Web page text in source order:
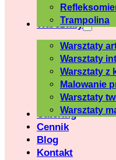
Trampolina
Warsztaty
Warsztaty
Warsztaty
Warsztaty z
Malowanie
Warsztaty
Warsztaty
Catering
Cennik
Blog
Kontakt